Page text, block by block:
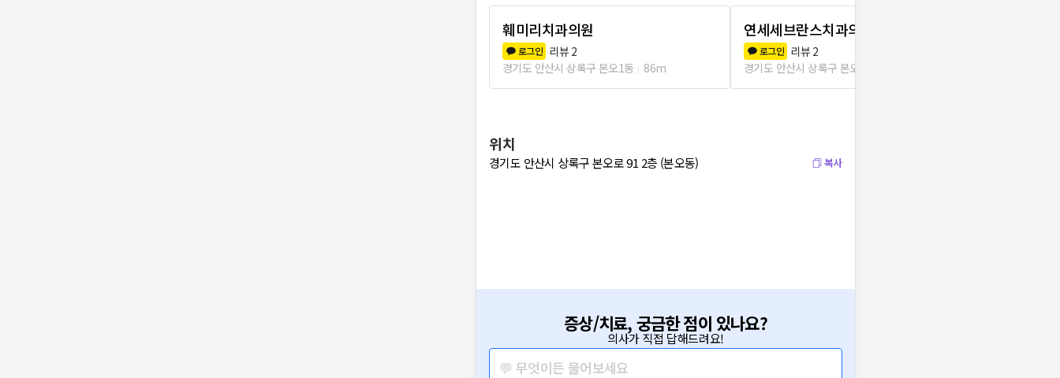
훼미리치과의원
로그인 리뷰 2
경기도 안산시 상록구 본오1동
86m
연세세브란스치과의원
로그인 리뷰 2
경기도 안산시 상록구 본오1동
위치
경기도 안산시 상록구 본오로 91 2층 (본오동) 복사
증상/치료, 궁금한 점이 있나요?
의사가 직접 답해드려요!
💬 무엇이든 물어보세요